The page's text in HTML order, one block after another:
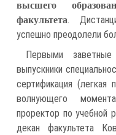
высшего
факультета.
успешно преодолели
Первыми
выпускники
сертификация (легкая
волнующего
проректор по учебной
декан факультета